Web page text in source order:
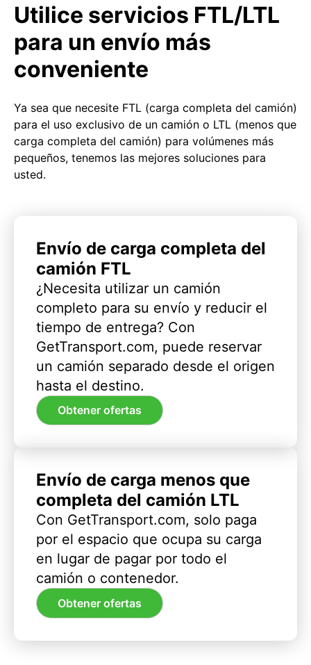
Utilice servicios FTL/LTL
para un envío más
conveniente
Ya sea que necesite FTL (carga completa del camión)
para el uso exclusivo de un camión o LTL (menos que
carga completa del camión) para volúmenes más
pequeños, tenemos las mejores soluciones para
usted.
Envío de carga completa del
camión FTL
¿Necesita utilizar un camión
completo para su envío y reducir el
tiempo de entrega? Con
GetTransport.com, puede reservar
un camión separado desde el origen
hasta el destino.
Obtener ofertas
Envío de carga menos que
completa del camión LTL
Con GetTransport.com, solo paga
por el espacio que ocupa su carga
en lugar de pagar por todo el
camión o contenedor.
Obtener ofertas